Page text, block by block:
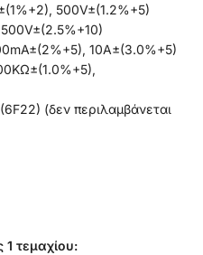
500V±(1.2%+5)
10Α±(3.0%+5)
(δεν περιλαμβάνεται
τεμαχίου: